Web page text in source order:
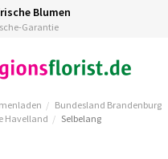
Blumen
Garantie
Bundesland Brandenburg
Havelland
Selbelang